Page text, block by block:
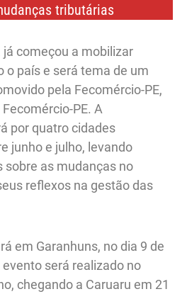
tributárias
começou a mobilizar
o país e será tema de um
pela Fecomércio-PE,
PE. A
por quatro cidades
junho e julho, levando
as mudanças no
reflexos na gestão das
em Garanhuns, no dia 9 de
será realizado no
chegando a Caruaru em 21